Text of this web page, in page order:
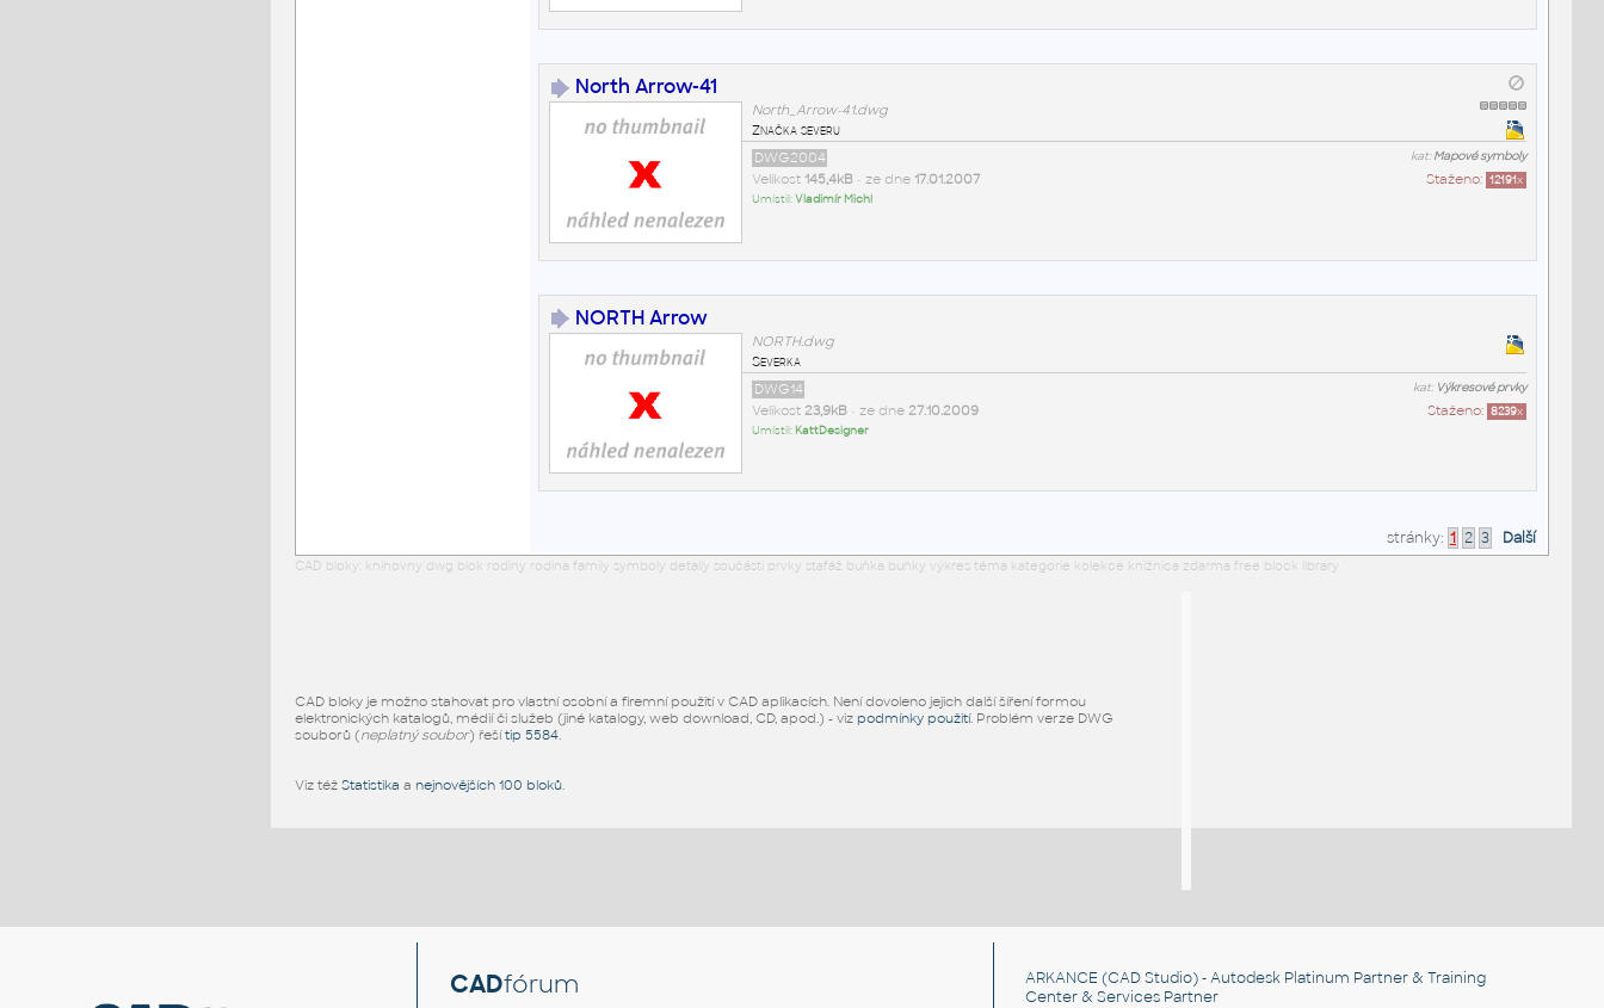
North Arrow-41
North_Arrow-41.dwg
Značka severu
kat:Mapové symboly
DWG2004
Staženo: 12191x
Velikost 145,4kB• ze dne 17.01.2007
Umístil:Vladimír Michl
NORTH Arrow
NORTH.dwg
Severka
kat: Výkresové prvky
DWG14
Staženo: 8239x
Velikost 23,9kB• ze dne 27.10.2009
Umístil: KattDesigner
stránky: 1 2 3 Další
CAD bloky: knihovny dwg blok rodiny rodina family symboly detaily součásti prvky stafáž buňka buňky výkres téma kategorie kolekce knižnica zdarma free block library
CAD bloky je možno stahovat pro vlastní osobní a firemní použití v CAD aplikacích. Není dovoleno jejich další šíření formou
elektronických katalogů, médií či služeb (jiné katalogy, web download, CD, apod.) - viz podmínky použití. Problém verze DWG
souborů (neplatný soubor) řešítip 5584.
Viz též Statistika a nejnovějších 100 bloků.
CADfórum ARKANCE (CAD Studio) - Autodesk Platinum Partner & Training
Center & Services Partner